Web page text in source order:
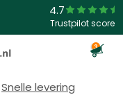
4.7
Trustpilot score
3